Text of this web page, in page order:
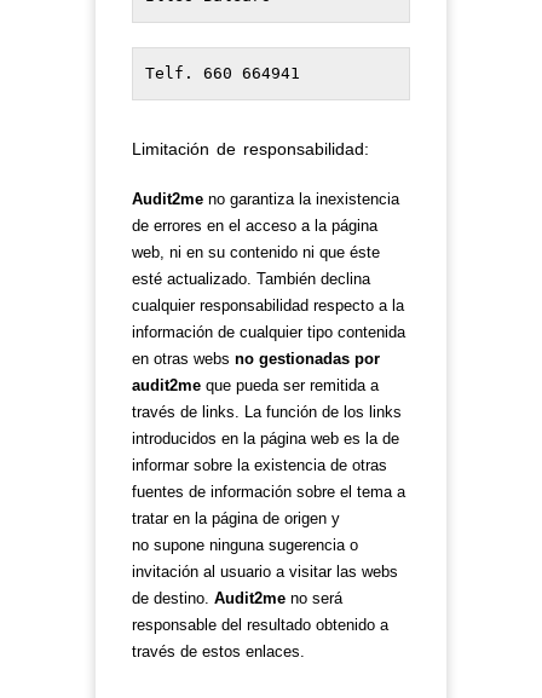
Telf. 660 664941
Limitación de responsabilidad:
Audit2me no garantiza la inexistencia
de errores en el acceso a la página
web, ni en su contenido ni que éste
esté actualizado. También declina
cualquier responsabilidad respecto a la
información de cualquier tipo contenida
en otras webs no gestionadas por
audit2me que pueda ser remitida a
través de links. La función de los links
introducidos en la página web es la de
informar sobre la existencia de otras
fuentes de información sobre el tema a
tratar en la página de origen y
no supone ninguna sugerencia o
invitación al usuario a visitar las webs
de destino. Audit2me no será
responsable del resultado obtenido a
través de estos enlaces.